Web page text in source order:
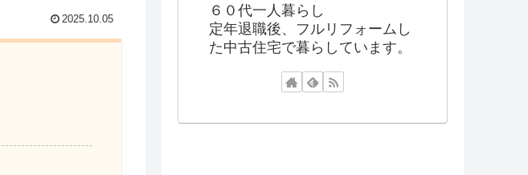
2025.10.05
６０代一人暮らし
定年退職後、フルリフォームし
た中古住宅で暮らしています。